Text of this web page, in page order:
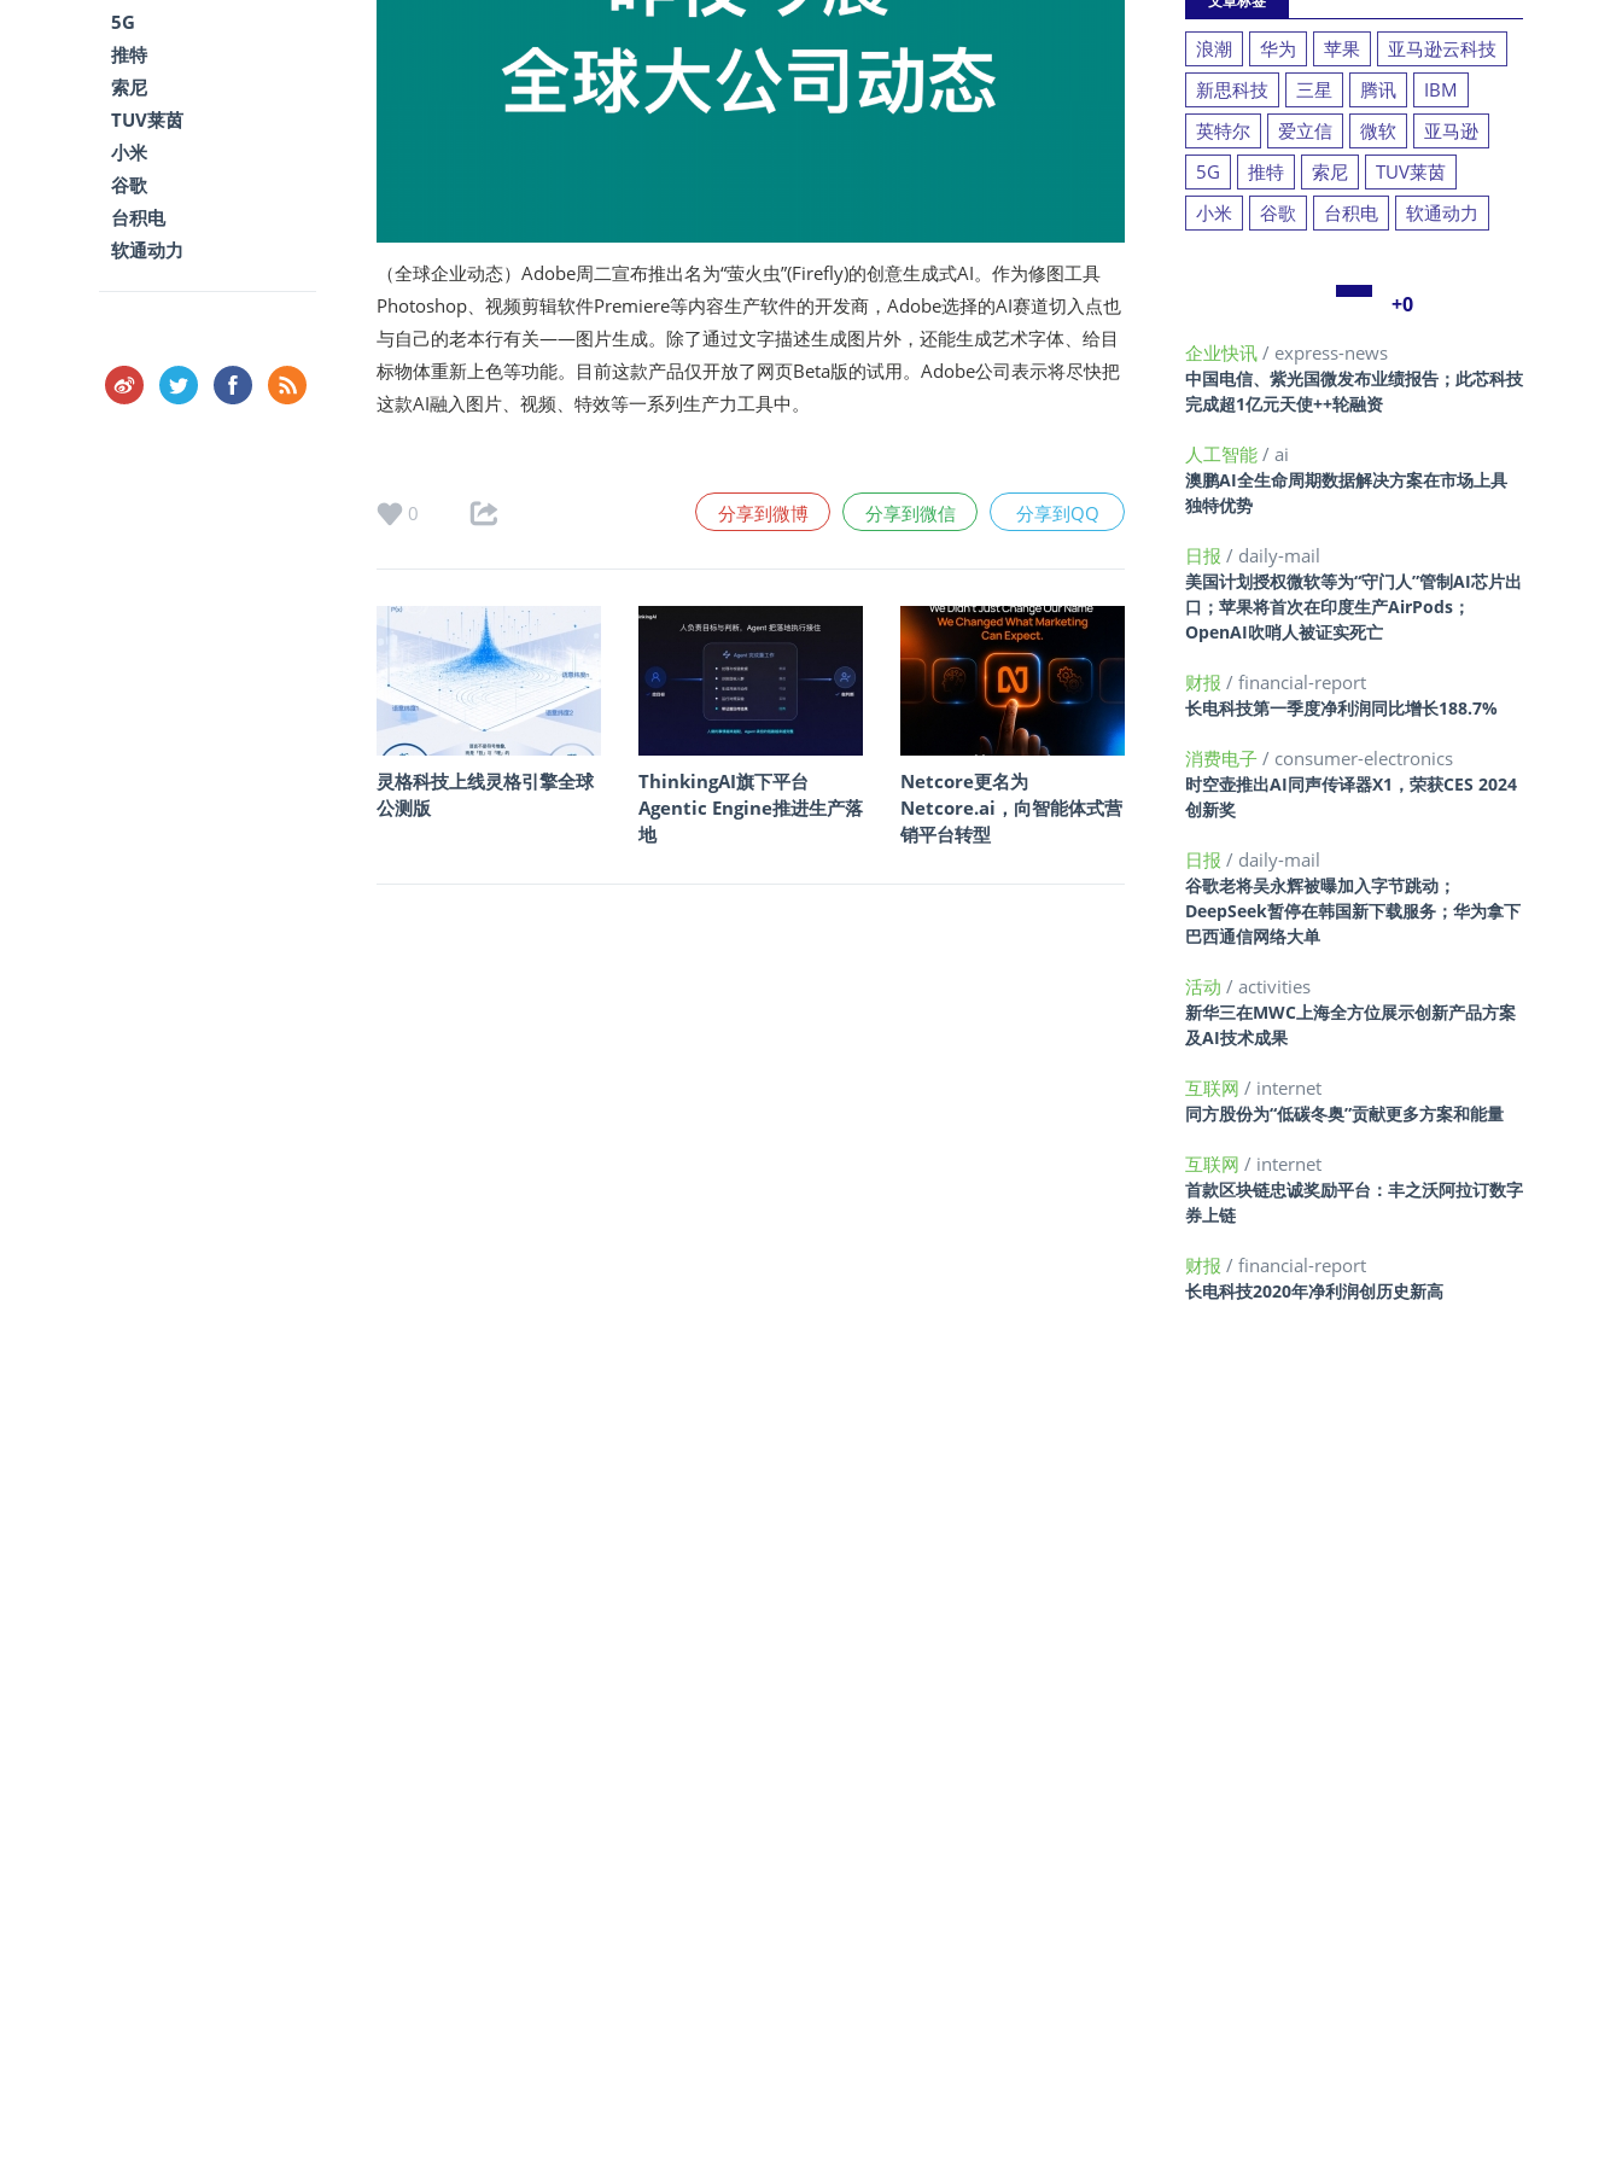
（全球企业动态）Adobe周二宣布推出名为“萤火虫”(Firefly)的创意生成式AI。作为修图工具
Photoshop、视频剪辑软件Premiere等内容生产软件的开发商，Adobe选择的AI赛道切入点也
与自己的老本行有关——图片生成。除了通过文字描述生成图片外，还能生成艺术字体、给目
标物体重新上色等功能。目前这款产品仅开放了网页Beta版的试用。Adobe公司表示将尽快把
这款AI融入图片、视频、特效等一系列生产力工具中。
0 分享到微博 分享到微信 分享到QQ
灵格科技上线灵格引擎全球
公测版
ThinkingAI旗下平台
Agentic Engine推进生产落
地
Netcore更名为
Netcore.ai，向智能体式营
销平台转型
5G
推特
索尼
TUV莱茵
小米
谷歌
台积电
软通动力
浪潮 华为 苹果
亚马逊云科技
新思科技
三星 腾讯
IBM
英特尔
爱立信 微软
亚马逊
5G
推特 索尼
TUV莱茵
小米
谷歌 台积电 软通动力
+0
企业快讯 / express-news
中国电信、紫光国微发布业绩报告；此芯科技
完成超1亿元天使++轮融资
人工智能 / ai
澳鹏AI全生命周期数据解决方案在市场上具
独特优势
日报 / daily-mail
美国计划授权微软等为“守门人”管制AI芯片出
口；苹果将首次在印度生产AirPods；
OpenAI吹哨人被证实死亡
财报 / financial-report
长电科技第一季度净利润同比增长188.7%
消费电子 / consumer-electronics
时空壶推出AI同声传译器X1，荣获CES 2024
创新奖
日报 / daily-mail
谷歌老将吴永辉被曝加入字节跳动；
DeepSeek暂停在韩国新下载服务；华为拿下
巴西通信网络大单
活动 / activities
新华三在MWC上海全方位展示创新产品方案
及AI技术成果
互联网 / internet
同方股份为“低碳冬奥”贡献更多方案和能量
互联网 / internet
首款区块链忠诚奖励平台：丰之沃阿拉订数字
券上链
财报 / financial-report
长电科技2020年净利润创历史新高